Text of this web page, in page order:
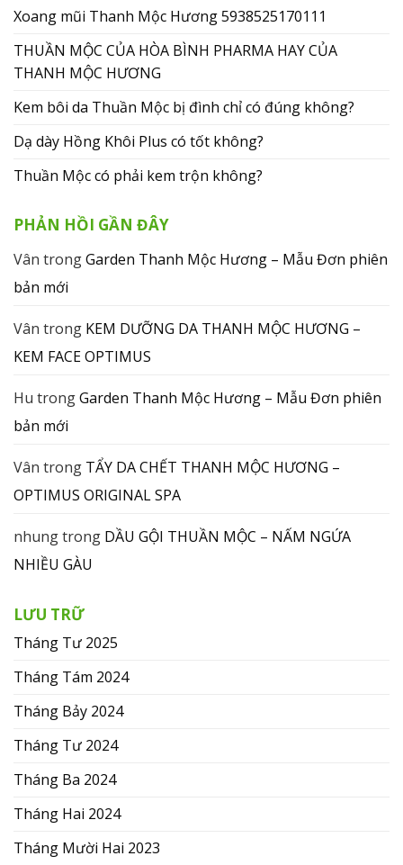
Xoang mũi Thanh Mộc Hương 5938525170111
THUẦN MỘC CỦA HÒA BÌNH PHARMA HAY CỦA
THANH MỘC HƯƠNG
Kem bôi da Thuần Mộc bị đình chỉ có đúng không?
Dạ dày Hồng Khôi Plus có tốt không?
Thuần Mộc có phải kem trộn không?
PHẢN HỒI GẦN ĐÂY
Vân trongGarden Thanh Mộc Hương – Mẫu Đơn phiên
bản mới
Vân trong KEM DƯỠNG DA THANH MỘC HƯƠNG –
KEM FACE OPTIMUS
Hu trongGarden Thanh Mộc Hương – Mẫu Đơn phiên
bản mới
Vân trong TẨY DA CHẾT THANH MỘC HƯƠNG –
OPTIMUS ORIGINAL SPA
nhungtrong DẦU GỘI THUẦN MỘC – NẤM NGỨA
NHIỀU GÀU
LƯU TRỮ
Tháng Tư 2025
Tháng Tám 2024
Tháng Bảy 2024
Tháng Tư 2024
Tháng Ba 2024
Tháng Hai 2024
Tháng Mười Hai 2023